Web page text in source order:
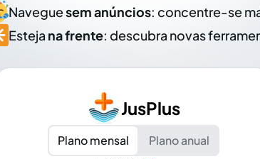
Naveguesem anúncios: concentre-se
Esteja na frente: descubra novas
JusPlus
Plano mensal
Plano anual